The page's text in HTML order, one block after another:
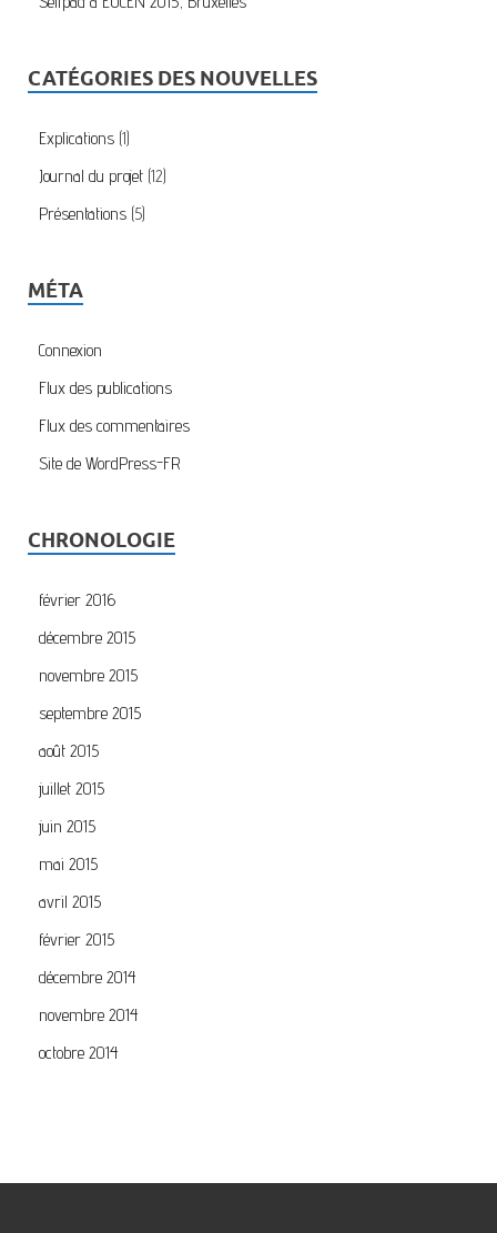
CATÉGORIES DES NOUVELLES
Explications (1)
Journal du projet (12)
Présentations (5)
MÉTA
Connexion
Flux des publications
Flux des commentaires
Site de WordPress-FR
CHRONOLOGIE
février 2016
décembre 2015
novembre 2015
septembre 2015
août 2015
juillet 2015
juin 2015
mai 2015
avril 2015
février 2015
décembre 2014
novembre 2014
octobre 2014